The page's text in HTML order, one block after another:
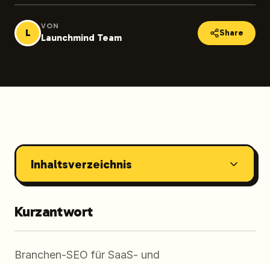
L
VON
Launchmind Team Share
Inhaltsverzeichnis
Kurzantwort
Branchen-SEO für SaaS- und